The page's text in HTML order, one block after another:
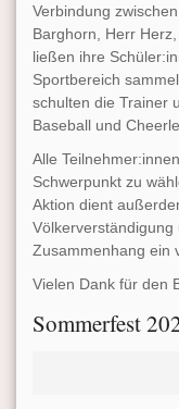
Verbindung
Barghorn, Herr
ließen ihre
Sportbereich
schulten die Trainer
Baseball und
Alle
Schwerpunkt zu
Aktion dient
Zusammenhang ein
Vielen Dank für den
Sommerfest